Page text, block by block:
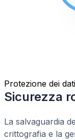
Protezione dei
Sicurezza
La salvaguardia
crittografia e la